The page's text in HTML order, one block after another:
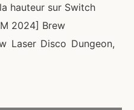
hauteur sur Switch
2024] Brew
Laser Disco Dungeon,